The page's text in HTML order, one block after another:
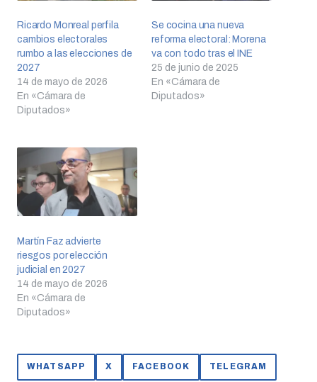
Ricardo Monreal perfila
cambios electorales
rumbo a las elecciones de
2027
14 de mayo de 2026
En «Cámara de
Diputados»
Se cocina una nueva
reforma electoral: Morena
va con todo tras el INE
25 de junio de 2025
En «Cámara de
Diputados»
Martín Faz advierte
riesgos por elección
judicial en 2027
14 de mayo de 2026
En «Cámara de
Diputados»
WHATSAPP X FACEBOOK TELEGRAM